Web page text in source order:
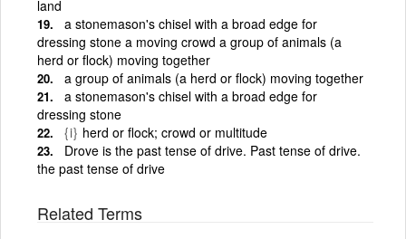
land
a stonemason's chisel with a broad edge for
dressing stone a moving crowd a group of animals (a
herd or flock) moving together
a group of animals (a herd or flock) moving together
a stonemason's chisel with a broad edge for
dressing stone
{i} herd or flock; crowd or multitude
Drove is the past tense of drive. Past tense of drive.
the past tense of drive
Related Terms